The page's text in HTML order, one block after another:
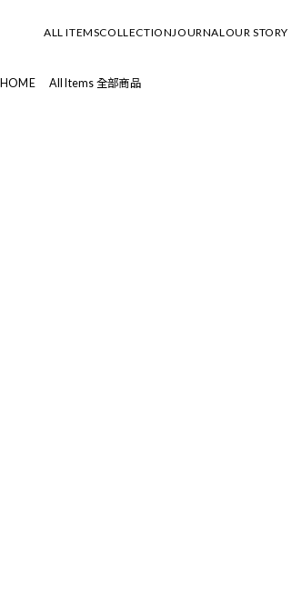
ALL ITEMSCOLLECTION JOURNAL OUR STORY
HOME All Items 全部商品